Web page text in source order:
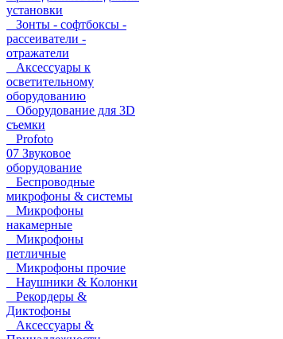
установки
Зонты - софтбоксы -
рассеиватели -
отражатели
Аксессуары к
осветительному
оборудованию
Оборудование для 3D
съемки
Profoto
07 Звуковое
оборудование
Беспроводные
микрофоны & системы
Микрофоны
накамерные
Микрофоны
петличные
Микрофоны прочие
Наушники & Колонки
Рекордеры &
Диктофоны
Аксессуары &